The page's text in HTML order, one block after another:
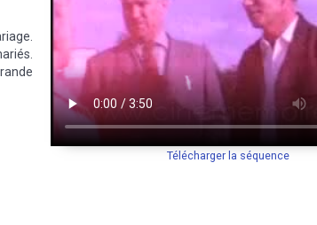
Télécharger la séquence